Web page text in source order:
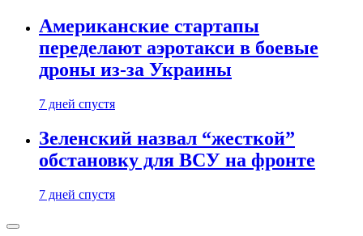
Американские стартапы
переделают аэротакси в боевые
дроны из-за Украины
7 дней спустя
Зеленский назвал “жесткой”
обстановку для ВСУ на фронте
7 дней спустя